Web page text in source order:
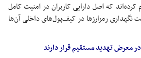
کرده‌اند که اصل دارایی کاربران در امنیت کامل
نگهداریرمزارزها در کیف‌پول‌های داخلی آن‌ها
معرض تهدید مستقیم قرار دارند